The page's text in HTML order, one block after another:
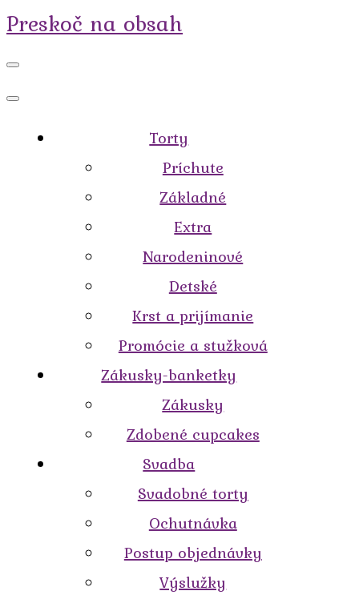
Preskoč na obsah
Torty
Príchute
Základné
Extra
Narodeninové
Detské
Krst a prijímanie
Promócie a stužková
Zákusky-banketky
Zákusky
Zdobené cupcakes
Svadba
Svadobné torty
Ochutnávka
Postup objednávky
Výslužky